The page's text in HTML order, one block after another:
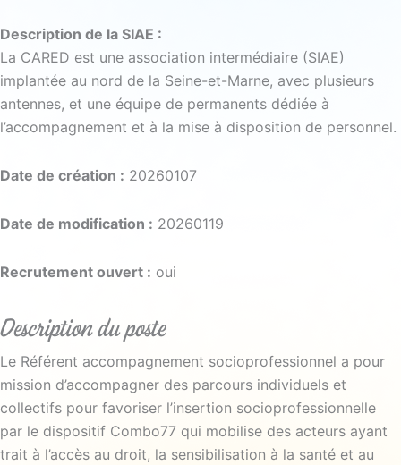
Description de la SIAE :
La CARED est une association intermédiaire (SIAE)
implantée au nord de la Seine-et-Marne, avec plusieurs
antennes, et une équipe de permanents dédiée à
l’accompagnement et à la mise à disposition de personnel.
Date de création : 20260107
Date de modification : 20260119
Recrutement ouvert : oui
Description du poste
Le Référent accompagnement socioprofessionnel a pour
mission d’accompagner des parcours individuels et
collectifs pour favoriser l’insertion socioprofessionnelle
par le dispositif Combo77 qui mobilise des acteurs ayant
trait à l’accès au droit, la sensibilisation à la santé et au